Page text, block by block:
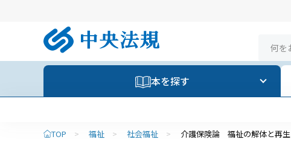
本を探す
TOP > 福祉 > 社会福祉 > 介護保険論 福祉の解体と再生